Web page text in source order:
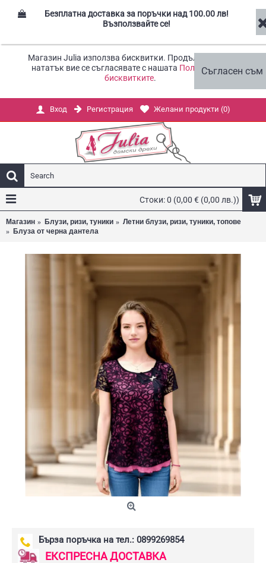
Безплатна доставка за поръчки над 100.00 лв!
Възползвайте се!
Магазин Julia използва бисквитки. Продължавайки
нататък вие се съгласявате с нашата Политика за
бисквитките.
Съгласен съм
Вход Регистрация Желани продукти (0)
Стоки: 0 (0,00 € (0,00 лв.))
Магазин Блузи, ризи, туники
Летни блузи, ризи, туники, топове
Блуза от черна дантела
Бърза поръчка на тел.: 0899269854
ЕКСПРЕСНА ДОСТАВКА